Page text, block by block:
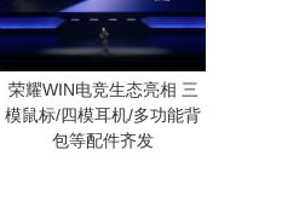
荣耀WIN电竞生态亮相 三
模鼠标/四模耳机/多功能背
包等配件齐发